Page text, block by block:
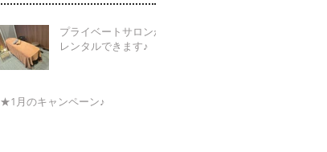
プライベートサロンが
レンタルできます♪
★1月のキャンペーン♪